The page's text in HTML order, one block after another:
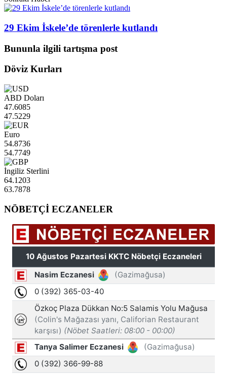
29 Ekim İskele’de törenlerle kutlandı
Bununla ilgili tartışma post
Döviz Kurları
ABD Doları
47.6085
47.5229
Euro
54.8736
54.7749
İngiliz Sterlini
64.1203
63.7878
NÖBETÇİ ECZANELER